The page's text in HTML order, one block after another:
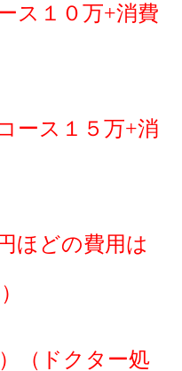
ス１０万+消費
ース１５万+消
ほどの費用は
（ドクター処